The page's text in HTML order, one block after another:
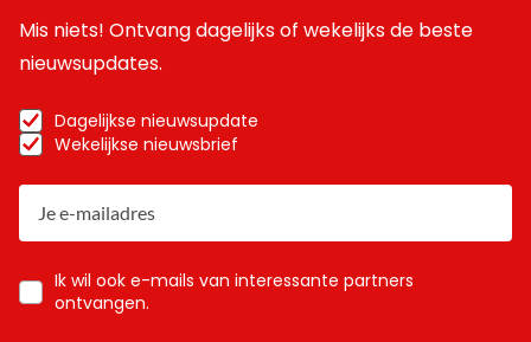
Mis niets! Ontvang dagelijks of wekelijks de beste
nieuwsupdates.
Dagelijkse nieuwsupdate
Wekelijkse nieuwsbrief
Ik wil ook e-mails van interessante partners
ontvangen.